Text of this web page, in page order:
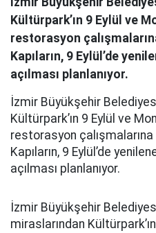
Kültürpark’ın 9 Eylül ve
restorasyon
Kapıların, 9 Eylül’de
açılması planlanıyor.
İzmir Büyükşehir
Kültürpark’ın 9 Eylül ve
restorasyon çalışmalarına
Kapıların, 9 Eylül’de
açılması planlanıyor.
İzmir Büyükşehir
miraslarından